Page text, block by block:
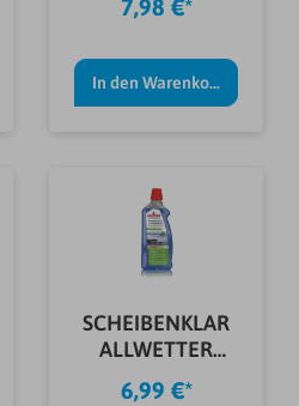
7,98 €*
In den Warenkorb
SCHEIBENKLAR
ALLWETTER
NIGRIN -35°C 1L
6,99 €*